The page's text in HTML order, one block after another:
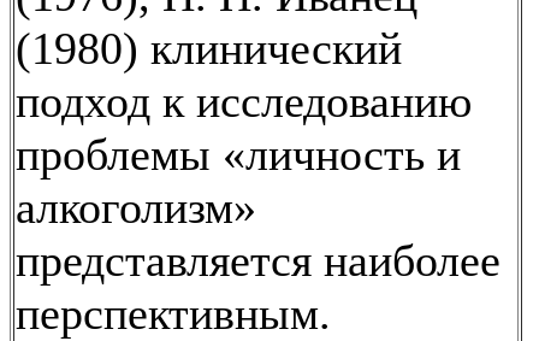
(1980) клинический
подход к исследованию
проблемы «личность и
алкоголизм»
представляется наиболее
перспективным.